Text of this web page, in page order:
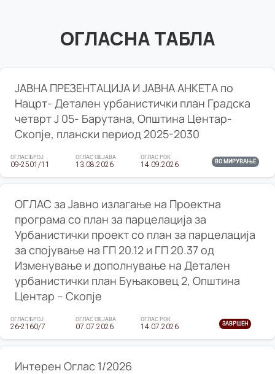
ОГЛАСНА ТАБЛА
ЈАВНА ПРЕЗЕНТАЦИЈА И ЈАВНА АНКЕТА по
Нацрт- Детален урбанистички план Градска
четврт Ј 05- Барутана, Општина Центар-
Скопје, плански период 2025-2030
ОГЛАС БРОЈ
09-2501/11
ОГЛАС ОБЈАВА
13.08.2026
ОГЛАС РОК
14.09.2026 ВО МИРУВАЊЕ
ОГЛАС за Јавно излагање на Проектна
програма со план за парцелација за
Урбанистички проект со план за парцелација
за спојување на ГП 20.12 и ГП 20.37 од
Изменување и дополнување на Детален
урбанистички план Буњаковец 2, Општина
Центар – Скопје
ОГЛАС БРОЈ
26-2160/7
ОГЛАС ОБЈАВА
07.07.2026
ОГЛАС РОК
14.07.2026 ЗАВРШЕН
Интерен Оглас 1/2026